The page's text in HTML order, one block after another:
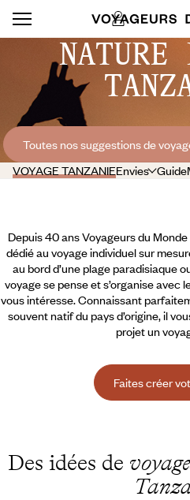
NATURE
Toutes nos suggestions de
VOYAGE TANZANIEEnvies Guide
Depuis 40 ans Voyageurs du
dédié au voyage individuel sur
au bord d’une plage paradisiaque
voyage se pense et s’organise avec
vous intéresse. Connaissant
souvent natif du pays d’origine, il
projet un
Faites créer
Des idées de